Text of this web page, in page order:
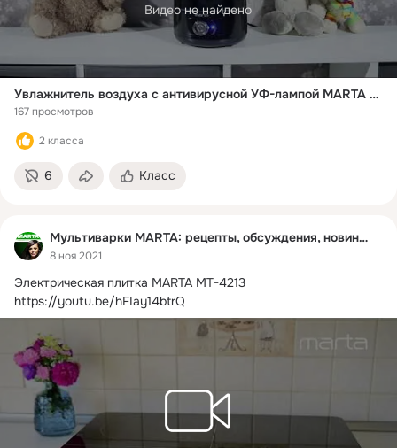
Видео не найдено
Увлажнитель воздуха с антивирусной УФ-лампой MARTA MT-2699
167 просмотров
2 класса
6 Класс
Мультиварки MARTA: рецепты, обсуждения, новинки
8 ноя 2021
Электрическая плитка MARTA MT-4213
https://youtu.be/hFIay14btrQ